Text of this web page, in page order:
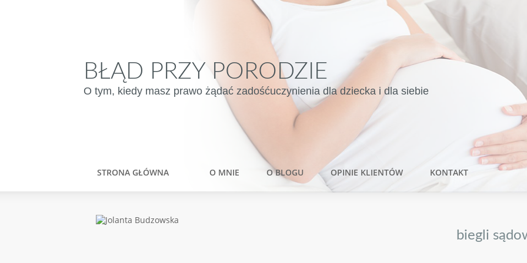
BŁĄD PRZY PORODZIE
O tym, kiedy masz prawo żądać zadośćuczynienia dla dziecka i dla siebie
STRONA GŁÓWNA O MNIE O BLOGU OPINIE KLIENTÓW KONTAKT
biegli